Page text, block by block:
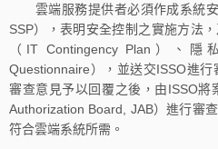
雲端服務提供者必須作成系統安
SSP），表明安全控制之實施方法
（IT Contingency Plan）、隱
Questionnaire），並送交ISSO進
審查意見予以回覆之後，由ISSO
Authorization Board, JAB）進行審
符合雲端系統所需。